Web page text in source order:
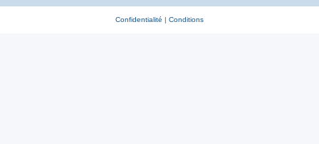
Confidentialité | Conditions